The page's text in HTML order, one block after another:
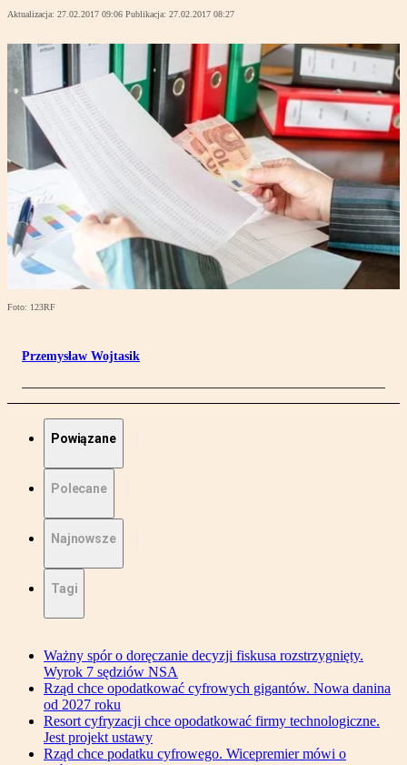
Aktualizacja: 27.02.2017 09:06 Publikacja: 27.02.2017 08:27
Foto: 123RF
Przemysław Wojtasik
Powiązane
Polecane
Najnowsze
Tagi
Ważny spór o doręczanie decyzji fiskusa rozstrzygnięty.
Wyrok 7 sędziów NSA
Rząd chce opodatkować cyfrowych gigantów. Nowa danina
od 2027 roku
Resort cyfryzacji chce opodatkować firmy technologiczne.
Jest projekt ustawy
Rząd chce podatku cyfrowego. Wicepremier mówi o